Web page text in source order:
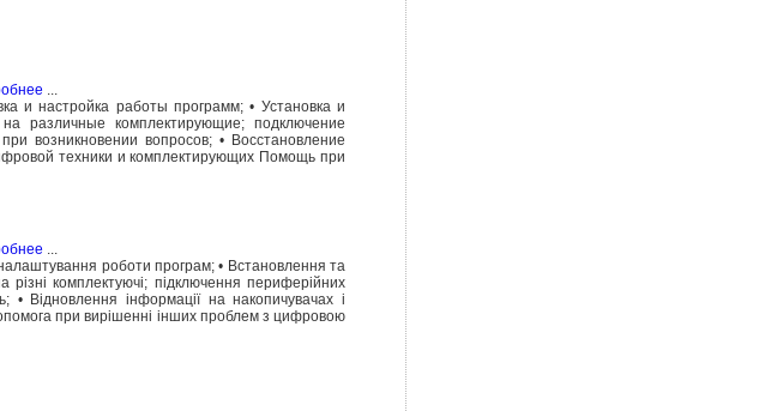
и настройка работы программ; • Установка и
различные комплектирующие; подключение
возникновении вопросов; • Восстановление
техники и комплектирующих Помощь при
роботи програм; • Встановлення та
комплектуючі; підключення периферійних
• Відновлення інформації на накопичувачах і
при вирішенні інших проблем з цифровою